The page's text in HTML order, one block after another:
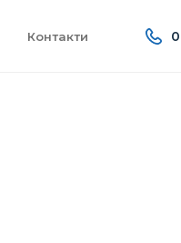
Контакти